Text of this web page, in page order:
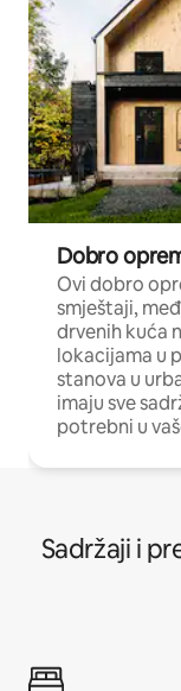
Dobro
Ovi dobro
smještaji,
drvenih kuća
lokacijama u
stanova u
imaju sve
potrebni u
Sadržaji i